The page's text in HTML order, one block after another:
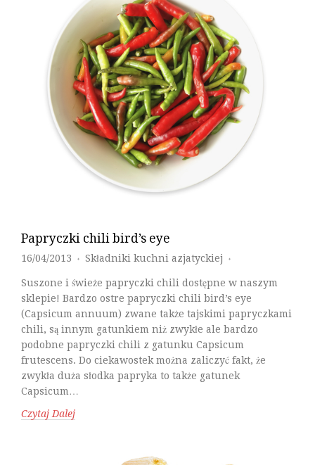
Papryczki chili bird’s eye
16/04/2013 ♦ Składniki kuchni azjatyckiej ♦
Suszone i świeże papryczki chili dostępne w naszym
sklepie! Bardzo ostre papryczki chili bird’s eye
(Capsicum annuum) zwane także tajskimi papryczkami
chili, są innym gatunkiem niż zwykłe ale bardzo
podobne papryczki chili z gatunku Capsicum
frutescens. Do ciekawostek można zaliczyć fakt, że
zwykła duża słodka papryka to także gatunek
Capsicum…
Czytaj Dalej